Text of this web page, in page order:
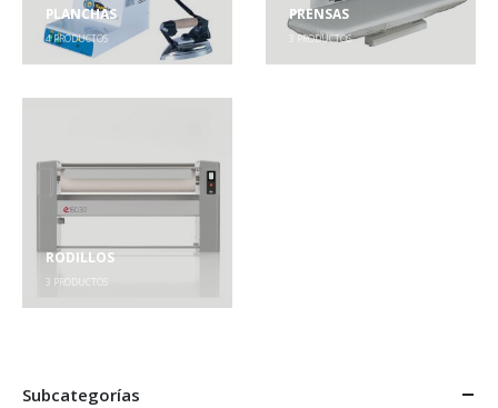
PLANCHAS
4PRODUCTOS
PRENSAS
PRODUCTOS
RODILLOS
3 PRODUCTOS
Subcategorías